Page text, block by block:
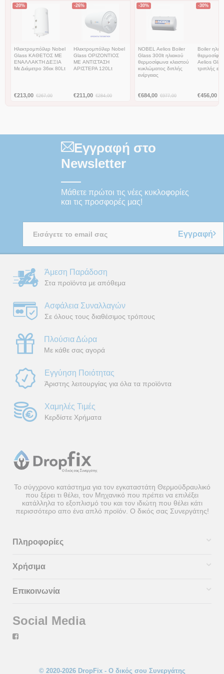
-20%
Ηλεκτρομπόϊλερ Nobel
Glass ΚΑΘΕΤΟΣ ΜΕ
ΕΝΑΛΛΑΚΤΗ ΔΕΞΙΑ
Με Διάμετρο 36εκ 80Lt
€213,00 €267,00
-26%
Ηλεκτρομπόϊλερ Nobel
Glass ΟΡΙΖΟΝΤΙΟΣ
ME ΑΝΤΙΣΤΑΣΗ
ΑΡΙΣΤΕΡΑ 120Lt
€211,00 €284,00
-30%
NOBEL Aelios Boiler
Glass 300lt ηλιακoύ
θερμοσίφωνα κλειστού
κυκλώματος διπλής
ενέργειας
€684,00 €977,00
-30%
Boiler
Aelios
τριπλής
€456,00
Εγγραφή στο
Newsletter
Μάθετε πρώτοι τις νέες κυκλοφορίες
και τις προσφορές μας!
Εγγραφή
Άμεση Παράδοση
Στα προϊόντα με απόθεμα
Ασφάλεια Συναλλαγών
Σε όλους τους διαθέσιμος τρόπους
Πλούσια Δώρα
Με κάθε σας αγορά
Εγγύηση Ποιότητας
Άριστης λειτουργίας για όλα τα προϊόντα
Χαμηλές Τιμές
Κερδίστε Χρήματα
Το σύγχρονο κατάστημα για τον εγκαταστάτη Θερμοϋδραυλικό
που ξέρει τι θέλει, τον Μηχανικό που πρέπει να επιλέξει
κατάλληλα το εξοπλισμό του και τον ιδιώτη που θέλει κάτι
περισσότερο απο ένα απλό προϊόν. Ο δικός σας Συνεργάτης!
Πληροφορίες
Χρήσιμα
Επικοινωνία
Social Media
© 2020-2026 DropFix - Ο δικός σου Συνεργάτης